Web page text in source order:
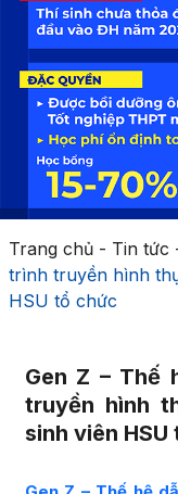
Trang chủ- Tin tức
trình truyền hình
HSU tổ chức
Gen Z – Thế
truyền hình
sinh viên